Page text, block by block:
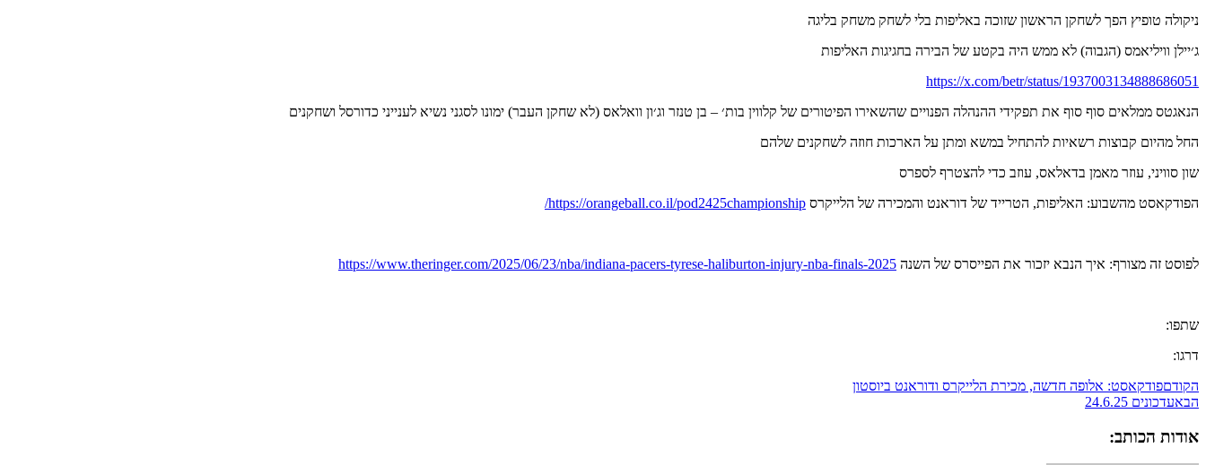
ניקולה טופיץ הפך לשחקן הראשון שזוכה באליפות בלי לשחק משחק בליגה
ג׳יילן וויליאמס (הגבוה) לא ממש היה בקטע של הבירה בחגיגות האליפות
https://x.com/betr/status/1937003134888686051
הנאגטס ממלאים סוף סוף את תפקידי ההנהלה הפנויים שהשאירו הפיטורים של קלווין בות׳ – בן טנזר וג׳ון וואלאס (לא שחקן העבר) ימונו לסגני נשיא לענייני כדורסל ושחקנים
החל מהיום קבוצות רשאיות להתחיל במשא ומתן על הארכות חוזה לשחקנים שלהם
שון סוויני, עוזר מאמן בדאלאס, עוזב כדי להצטרף לספרס
הפודקאסט מהשבוע: האליפות, הטרייד של דוראנט והמכירה של הלייקרס https://orangeball.co.il/pod2425championship/
לפוסט זה מצורף: איך הנבא יזכור את הפייסרס של השנה https://www.theringer.com/2025/06/23/nba/indiana-pacers-tyrese-haliburton-injury-nba-finals-2025
שתפו:
דרגו:
הקודםפודקאסט: אלופה חדשה, מכירת הלייקרס ודוראנט ביוסטון
הבאעדכונים 24.6.25
אודות הכותב: